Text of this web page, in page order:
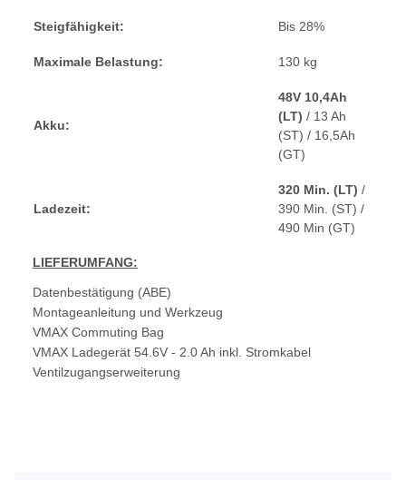
Steigfähigkeit: Bis 28%
Maximale Belastung: 130 kg
Akku:
48V 10,4Ah
(LT) / 13 Ah
(ST) / 16,5Ah
(GT)
Ladezeit:
320 Min. (LT) /
390 Min. (ST) /
490 Min (GT)
LIEFERUMFANG:
Datenbestätigung (ABE)
Montageanleitung und Werkzeug
VMAX Commuting Bag
VMAX Ladegerät 54.6V - 2.0 Ah inkl. Stromkabel
Ventilzugangserweiterung